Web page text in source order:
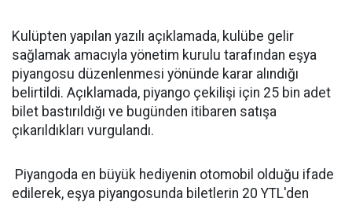
Kulüpten yapılan yazılı açıklamada, kulübe gelir
sağlamak amacıyla yönetim kurulu tarafından eşya
piyangosu düzenlenmesi yönünde karar alındığı
belirtildi. Açıklamada, piyango çekilişi için 25 bin adet
bilet bastırıldığı ve bugünden itibaren satışa
çıkarıldıkları vurgulandı.
Piyangoda en büyük hediyenin otomobil olduğu ifade
edilerek, eşya piyangosunda biletlerin 20 YTL'den